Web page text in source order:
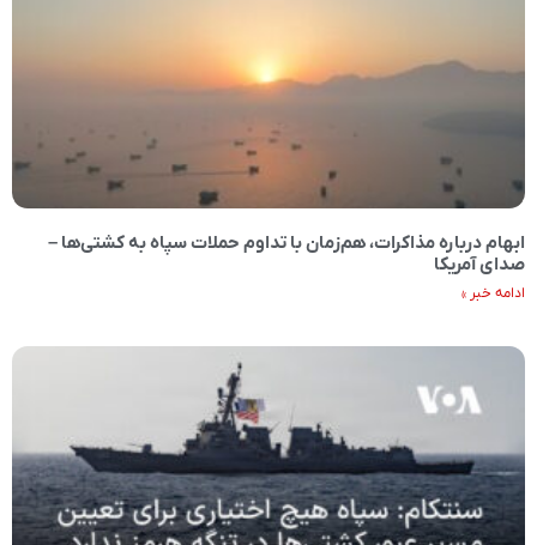
ابهام درباره مذاکرات، هم‌زمان با تداوم حملات سپاه به کشتی‌ها –
صدای آمریکا
ادامه خبر »